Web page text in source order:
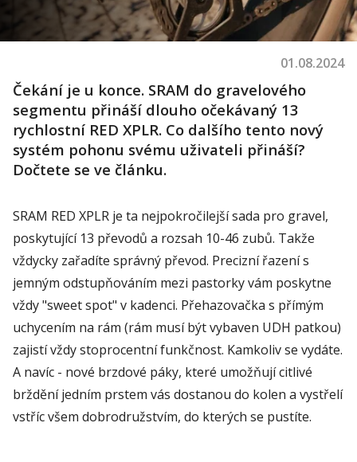
01.08.2024
Čekání je u konce. SRAM do gravelového
segmentu přináší dlouho očekávaný 13
rychlostní RED XPLR. Co dalšího tento nový
systém pohonu svému uživateli přináší?
Dočtete se ve článku.
SRAM RED XPLR je ta nejpokročilejší sada pro gravel,
poskytující 13 převodů a rozsah 10-46 zubů. Takže
vždycky zařadíte správný převod. Precizní řazení s
jemným odstupňováním mezi pastorky vám poskytne
vždy "sweet spot" v kadenci. Přehazovačka s přímým
uchycením na rám (rám musí být vybaven UDH patkou)
zajistí vždy stoprocentní funkčnost. Kamkoliv se vydáte.
A navíc - nové brzdové páky, které umožňují citlivé
brždění jedním prstem vás dostanou do kolen a vystřelí
vstříc všem dobrodružstvím, do kterých se pustíte.